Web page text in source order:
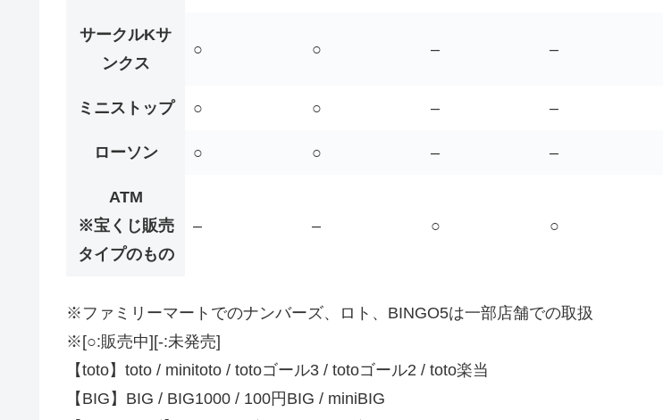
サークルKサ
ンクス
○ ○ – –
ミニストップ ○ ○ – –
ローソン ○ ○ – –
ATM
※宝くじ販売
タイプのもの
– – ○ ○
※ファミリーマートでのナンバーズ、ロト、BINGO5は一部店舗での取扱
※[○:販売中][-:未発売]
【toto】toto / minitoto / totoゴール3 / totoゴール2 / toto楽当
【BIG】BIG / BIG1000 / 100円BIG / miniBIG